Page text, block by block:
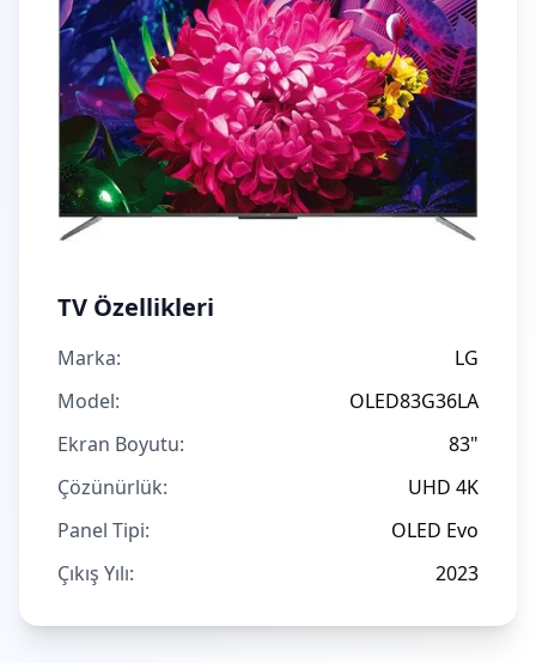
TV Özellikleri
Marka:
LG
Model:
OLED83G36LA
Ekran Boyutu:
83"
Çözünürlük:
UHD 4K
Panel Tipi:
OLED Evo
Çıkış Yılı:
2023